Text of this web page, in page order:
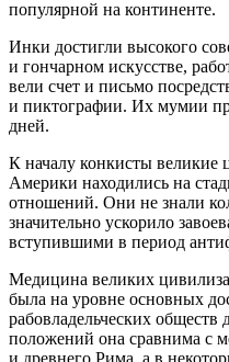
популярной на континенте.
Инки достигли высокого
и гончарном искусстве,
вели счет и письмо
и пиктографии. Их мумии
дней.
К началу конкисты великие
Америки находились на
отношений. Они не знали
значительно ускорило
вступившими в период
Медицина великих
была на уровне основных
рабовладельческих
положений она сравнима с
и древнего Рима, а в